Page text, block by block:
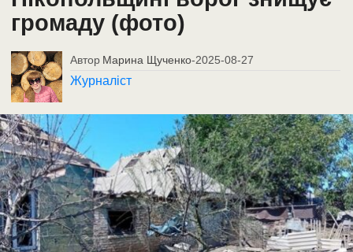
громаду (фото)
Автор Марина Щученко-2025-08-27
Журналіст